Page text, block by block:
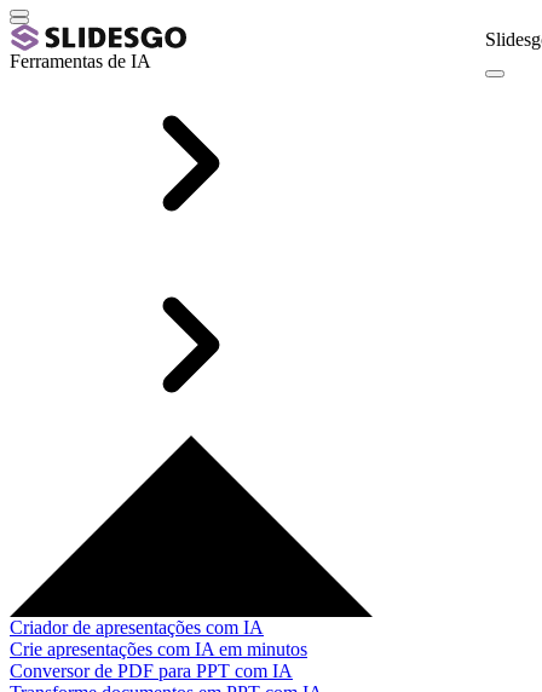
Ferramentas de IA
Criador de apresentações com IA
Crie apresentações com IA em minutos
Conversor de PDF para PPT com IA